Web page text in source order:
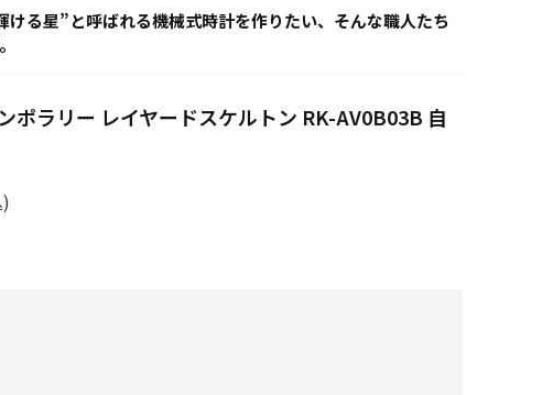
ける星”と呼ばれる機械式時計を作りたい、そんな職人たち
ポラリー レイヤードスケルトン RK-AV0B03B 自